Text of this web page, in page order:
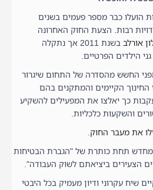
הועלו כבר מספר פעמים בשנים
רבות. הצעת החוק האחרונה
אורלב
בשנת 2011 אך נתקלה
הילדים הפרטיים.
החשש מהסדרה של התחום שיגרור
החינוך הקיימים והמתקנים בהם
כך יאלצו את המפעילים להשקיע
והשקעות כלכליות.
את מעבר החוק.
תחת כותרת של "הגברת הבטיחות
הצעירים ביציאתם לשוק העבודה".
שיח עקרוני ודיון מעמיק בכל היבטי